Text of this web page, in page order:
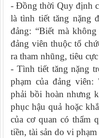
- Đồng thời Quy định
là tình tiết tăng nặng
đảng: “Biết mà
đảng viên thuộc tổ
ra tham nhũng, tiêu
- Tình tiết tăng nặng
phạm của đảng
phải bồi hoàn nhưng
phục hậu quả hoặc
của cơ quan có thẩm
tiền, tài sản do vi phạm